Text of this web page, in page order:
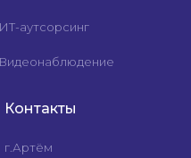
ИТ-аутсорсинг
Видеонаблюдение
Контакты
г.Артём